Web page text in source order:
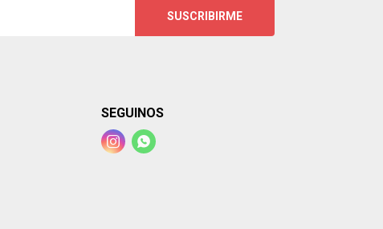
SUSCRIBIRME
SEGUINOS
 